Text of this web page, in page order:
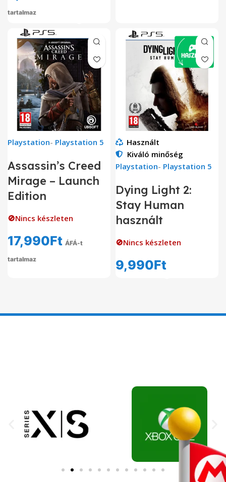
tartalmaz
Playstation- Playstation 5
Assassin’s Creed
Mirage – Launch
Edition
🚫Nincs készleten
17,990Ft ÁFÁ-t
tartalmaz
Használt
Kiváló minőség
Playstation- Playstation 5
Dying Light 2:
Stay Human
használt
🚫Nincs készleten
9,990Ft